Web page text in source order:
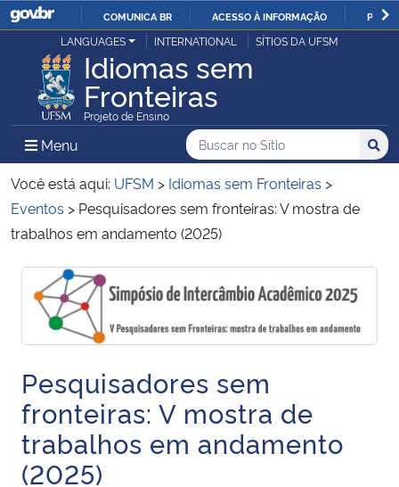
IR
PARA
O
COMUNICA BR ACESSO À INFORMAÇÃO
Ministério da Justiça e Segurança Pública
Ministério da Defesa
Ministério das Relações Exteriores
Ministério da Economia
Ministério da Infraestrutura
Ministério da Agricultura, Pecuária e Abastecimento
Ministério da Cidadania
Ministério da Saúde
LANGUAGES INTERNATIONAL SÍTIOS DA UFSM
Idiomas sem
Fronteiras
Projeto de Ensino
Menu Menu Principal do Sítio
Busca
Buscar no no Sítio
Busca:
Você está aqui: UFSM > Idiomas sem Fronteiras >
Eventos > Pesquisadores sem fronteiras: V mostra de
trabalhos em andamento (2025)
Início do conteúdo
Início do conteúdo
Pesquisadores sem
fronteiras: V mostra de
trabalhos em andamento
(2025)